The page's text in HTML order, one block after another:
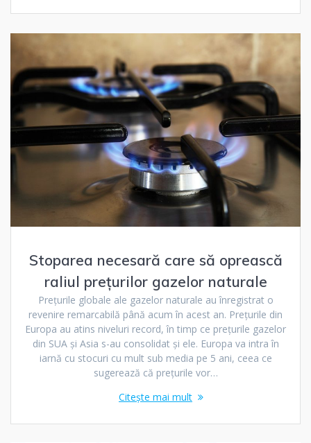
Stoparea necesară care să oprească
raliul prețurilor gazelor naturale
Prețurile globale ale gazelor naturale au înregistrat o
revenire remarcabilă până acum în acest an. Prețurile din
Europa au atins niveluri record, în timp ce prețurile gazelor
din SUA și Asia s-au consolidat și ele. Europa va intra în
iarnă cu stocuri cu mult sub media pe 5 ani, ceea ce
sugerează că prețurile vor…
Citește mai mult